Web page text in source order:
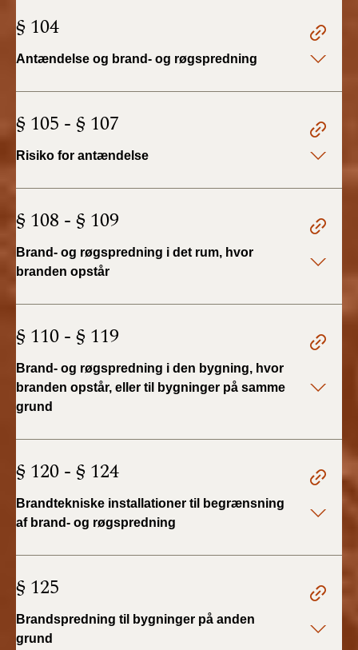
BR18 (1/1-4/7 2019)
BR18 (1/7-31/12
BR18 (1/1-30/6
2018)
Tidligere BR (1961-
2010)
§ 104
Antændelse og brand- og røgspredning
§ 105 - § 107
Risiko for antændelse
§ 108 - § 109
Brand- og røgspredning i det rum, hvor
branden opstår
§ 110 - § 119
Brand- og røgspredning i den bygning, hvor
branden opstår, eller til bygninger på samme
grund
§ 120 - § 124
Brandtekniske installationer til begrænsning
af brand- og røgspredning
§ 125
Brandspredning til bygninger på anden
grund